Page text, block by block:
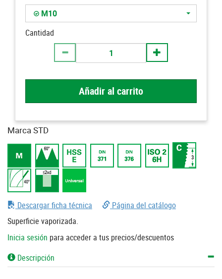
M10
Cantidad
Añadir al carrito
Marca STD
Descargar ficha técnica
Página del catálogo
Superficie vaporizada.
Inicia sesión para acceder a tus precios/descuentos
Descripción